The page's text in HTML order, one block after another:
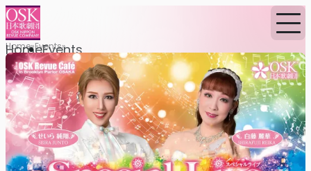
HomeEvents
Home Events